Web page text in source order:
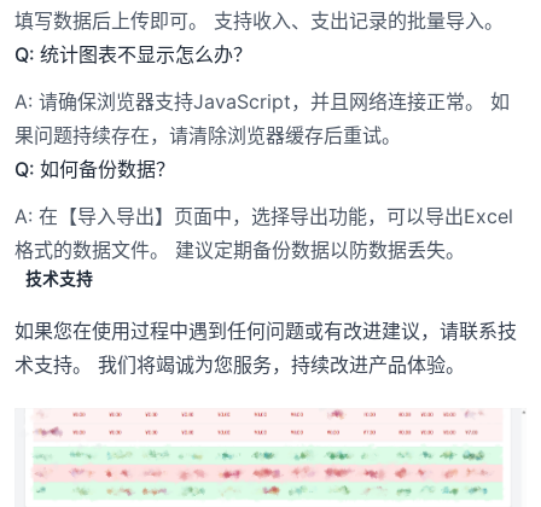
填写数据后上传即可。 支持收入、支出记录的批量导入。
Q: 统计图表不显示怎么办？
A: 请确保浏览器支持JavaScript，并且网络连接正常。 如
果问题持续存在，请清除浏览器缓存后重试。
Q: 如何备份数据？
A: 在【导入导出】页面中，选择导出功能，可以导出Excel
格式的数据文件。 建议定期备份数据以防数据丢失。
技术支持
如果您在使用过程中遇到任何问题或有改进建议，请联系技
术支持。 我们将竭诚为您服务，持续改进产品体验。